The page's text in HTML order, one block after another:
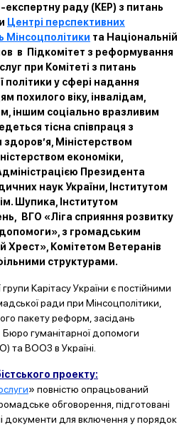
раду (КЕР) з питань
Центрі перспективних
Мінсоцполітики та Національній
в Підкомітет з реформування
при Комітеті з питань
у сфері надання
похилого віку, інвалідам,
іншим соціально вразливим
тісна співпраця з
Міністерством
економіки,
Президента
наук України, Інститутом
Шупика, Інститутом
ВГО «Ліга сприяння розвитку
допомоги», з громадським
Хрест», Комітетом Ветеранів
структурами.
Карітасу України є постійними
ради при Мінсоцполітики,
пакету реформ, засідань
гуманітарної допомоги
та ВООЗ в Україні.
проекту:
» повністю опрацьований
обговорення, підготовані
документи для включення у порядок